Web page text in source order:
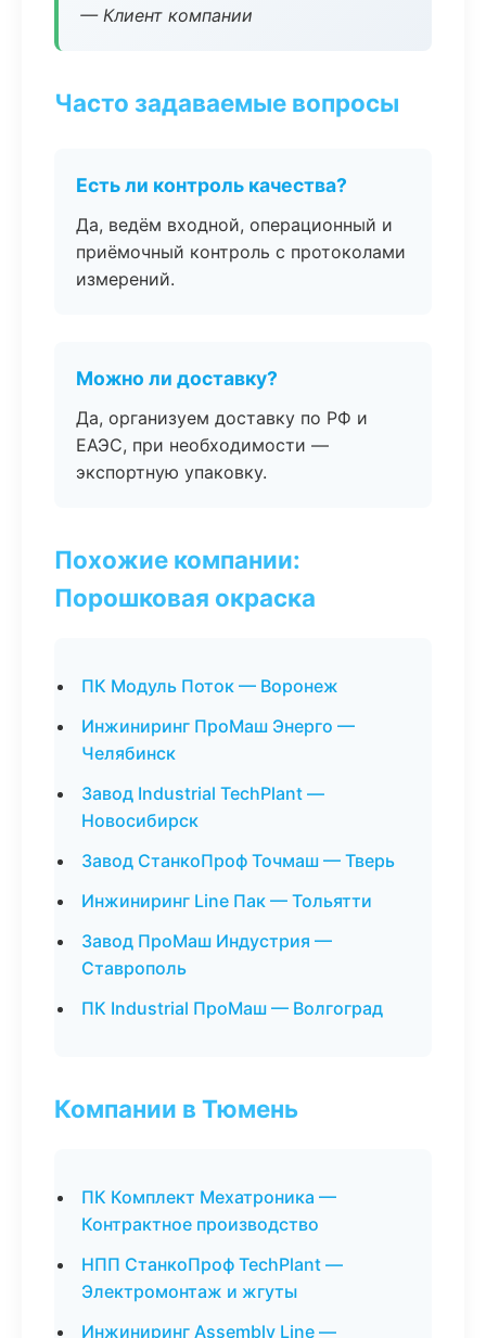
— Клиент компании
Часто задаваемые вопросы
Есть ли контроль качества?
Да, ведём входной, операционный и
приёмочный контроль с протоколами
измерений.
Можно ли доставку?
Да, организуем доставку по РФ и
ЕАЭС, при необходимости —
экспортную упаковку.
Похожие компании:
Порошковая окраска
ПК Модуль Поток — Воронеж
Инжиниринг ПроМаш Энерго —
Челябинск
Завод Industrial TechPlant —
Новосибирск
Завод СтанкоПроф Точмаш — Тверь
Инжиниринг Line Пак — Тольятти
Завод ПроМаш Индустрия —
Ставрополь
ПК Industrial ПроМаш — Волгоград
Компании в Тюмень
ПК Комплект Мехатроника —
Контрактное производство
НПП СтанкоПроф TechPlant —
Электромонтаж и жгуты
Инжиниринг Assembly Line —